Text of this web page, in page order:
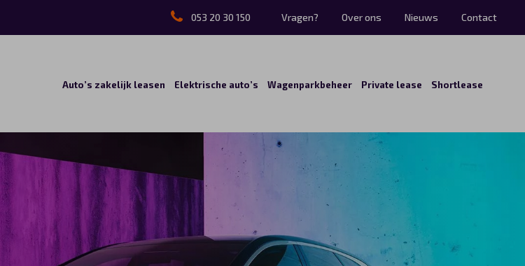
053 20 30 150 Vragen? Over ons Nieuws Contact
Auto’s zakelijk leasen Elektrische auto’s Wagenparkbeheer Private lease Shortlease